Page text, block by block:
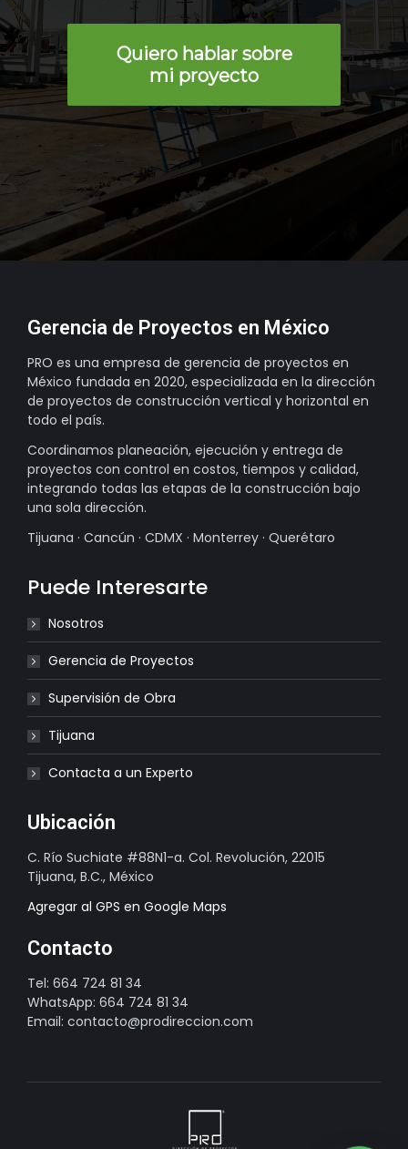
Quiero hablar sobre
mi proyecto
Gerencia de Proyectos en México
PRO es una empresa de gerencia de proyectos en
México fundada en 2020, especializada en la dirección
de proyectos de construcción vertical y horizontal en
todo el país.
Coordinamos planeación, ejecución y entrega de
proyectos con control en costos, tiempos y calidad,
integrando todas las etapas de la construcción bajo
una sola dirección.
Tijuana · Cancún · CDMX · Monterrey · Querétaro
Puede Interesarte
Nosotros
Gerencia de Proyectos
Supervisión de Obra
Tijuana
Contacta a un Experto
Ubicación
C. Río Suchiate #88N1-a. Col. Revolución, 22015
Tijuana, B.C., México
Agregar al GPS en Google Maps
Contacto
Tel: 664 724 81 34
WhatsApp: 664 724 81 34
Email: contacto@prodireccion.com